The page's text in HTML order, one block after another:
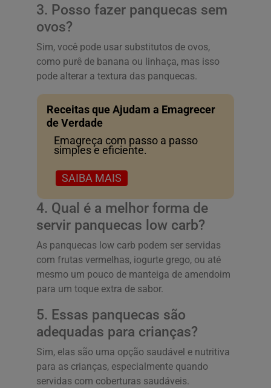
3. Posso fazer panquecas sem
ovos?
Sim, você pode usar substitutos de ovos,
como purê de banana ou linhaça, mas isso
pode alterar a textura das panquecas.
Receitas que Ajudam a Emagrecer
de Verdade
Emagreça com passo a passo
simples e eficiente.
SAIBA MAIS
4. Qual é a melhor forma de
servir panquecas low carb?
As panquecas low carb podem ser servidas
com frutas vermelhas, iogurte grego, ou até
mesmo um pouco de manteiga de amendoim
para um toque extra de sabor.
5. Essas panquecas são
adequadas para crianças?
Sim, elas são uma opção saudável e nutritiva
para as crianças, especialmente quando
servidas com coberturas saudáveis.